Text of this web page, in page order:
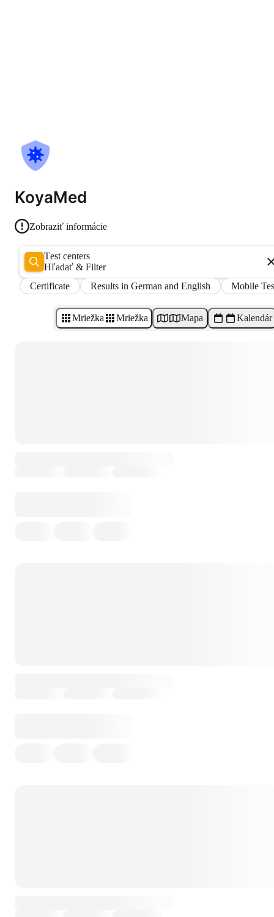
KoyaMed
Zobraziť informácie
Test centers
Hľadať & Filter
Certificate
Results in German and English Mobile
Mriežka Mriežka Mapa Kalendár